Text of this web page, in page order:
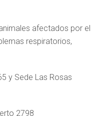
afectados por el
respiratorios,
y Sede Las Rosas
2798